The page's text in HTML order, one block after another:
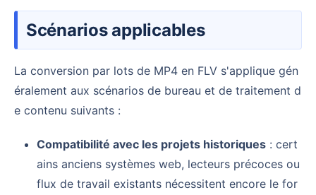
Scénarios applicables
La conversion par lots de MP4 en FLV s'applique gén
éralement aux scénarios de bureau et de traitement d
e contenu suivants :
Compatibilité avec les projets historiques : cert
ains anciens systèmes web, lecteurs précoces ou
flux de travail existants nécessitent encore le for